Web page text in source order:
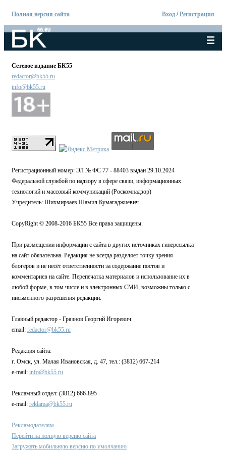
Полная версия сайта Вход /Регистрация
Сетевое издание БК55
redactor@bk55.ru
info@bk55.ru
Регистрационный номер: ЭЛ № ФС 77 - 88403 выдан 29.10.2024
Федеральной службой по надзору в сфере связи, информационных
технологий и массовый коммуникаций (Роскомнадзор)
Учредитель: Шихмирзаев Шамил Кумагаджиевич
CopyRight © 2008-2016 БК55 Все права защищены.
При размещении информации с сайта в других источниках гиперссылка
на сайт обязательна. Редакция не всегда разделяет точку зрения
блогеров и не несёт ответственности за содержание постов и
комментариев на сайте. Перепечатка материалов и использование их в
любой форме, в том числе и в электронных СМИ, возможны только с
письменного разрешения редакции.
Главный редактор - Грязнов Георгий Игоревич.
email: redactor@bk55.ru
Редакция сайта:
г. Омск, ул. Малая Ивановская, д. 47, тел.: (3812) 667-214
e-mail: info@bk55.ru
Рекламный отдел: (3812) 666-895
e-mail: reklama@bk55.ru
Рекламодателям
Перейти на полную версию сайта
Загружать мобильную версию по умолчанию